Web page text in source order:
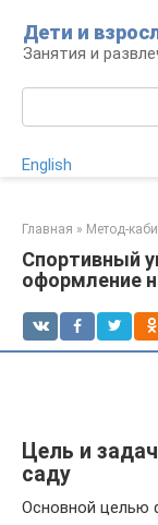
контенту
Дети и
Занятия и
English
Главная » Метод-
Спортивный
оформление
Цель и
саду
Основной целью